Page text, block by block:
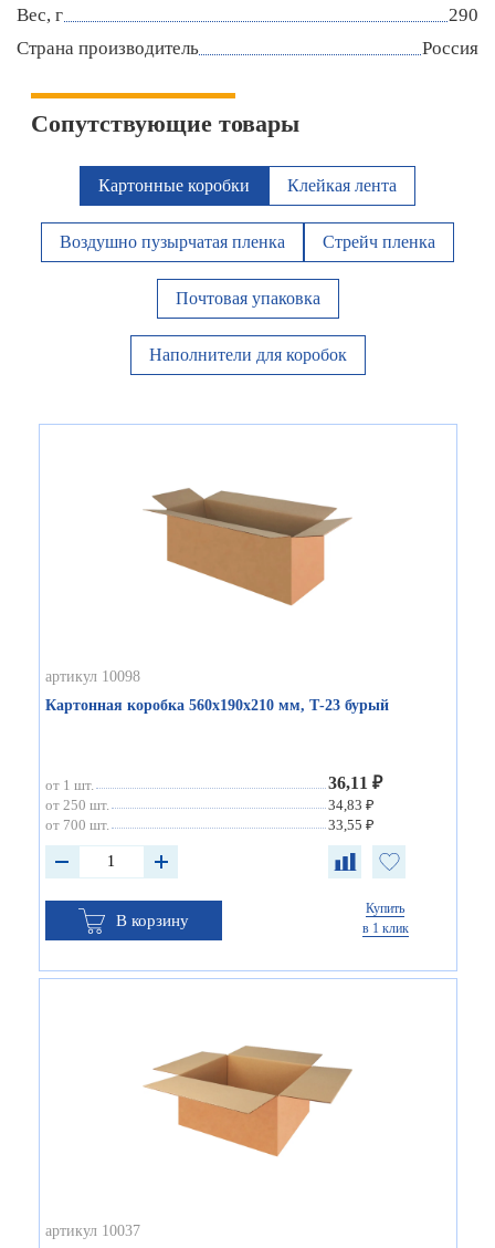
Вес, г
290
Страна производитель
Россия
Сопутствующие товары
Картонные коробки Клейкая лента
Воздушно пузырчатая пленка Стрейч пленка
Почтовая упаковка
Наполнители для коробок
артикул 10098
Картонная коробка 560х190х210 мм, Т-23 бурый
от 1 шт. 36,11 ₽
от 250 шт.
34,83 ₽
от 700 шт.
33,55 ₽
В корзину
Купить
в 1 клик
артикул 10037